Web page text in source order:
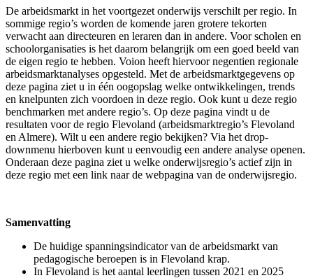
De arbeidsmarkt in het voortgezet onderwijs verschilt per regio. In
sommige regio’s worden de komende jaren grotere tekorten
verwacht aan directeuren en leraren dan in andere. Voor scholen en
schoolorganisaties is het daarom belangrijk om een goed beeld van
de eigen regio te hebben. Voion heeft hiervoor negentien regionale
arbeidsmarktanalyses opgesteld. Met de arbeidsmarktgegevens op
deze pagina ziet u in één oogopslag welke ontwikkelingen, trends
en knelpunten zich voordoen in deze regio. Ook kunt u deze regio
benchmarken met andere regio’s. Op deze pagina vindt u de
resultaten voor de regio Flevoland (arbeidsmarktregio’s Flevoland
en Almere). Wilt u een andere regio bekijken? Via het drop-
downmenu hierboven kunt u eenvoudig een andere analyse openen.
Onderaan deze pagina ziet u welke onderwijsregio’s actief zijn in
deze regio met een link naar de webpagina van de onderwijsregio.
Samenvatting
De huidige spanningsindicator van de arbeidsmarkt van
pedagogische beroepen is in Flevoland krap.
In Flevoland is het aantal leerlingen tussen 2021 en 2025